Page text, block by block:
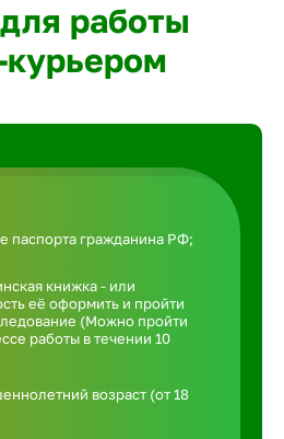
работы
паспорта гражданина РФ;
книжка - или
её оформить и пройти
(Можно пройти
работы в течении 10
возраст (от 18